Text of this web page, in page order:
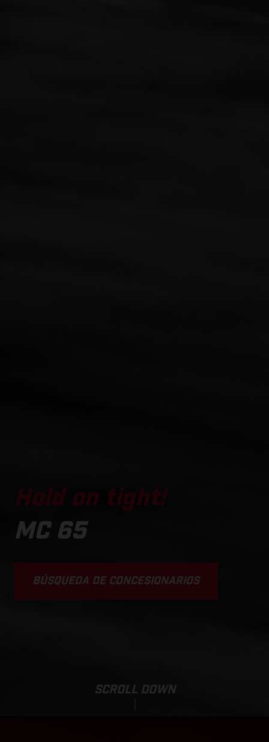
Hold on tight!
MC 65
BÚSQUEDA DE CONCESIONARIOS
SCROLL DOWN